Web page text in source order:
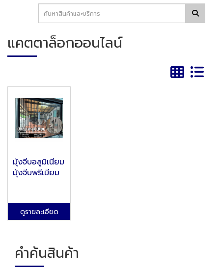
แคตตาล็อกออนไลน์
มุ้งจีบอลูมิเนียม
มุ้งจีบพรีเมียม
ดูรายละเอียด
คำค้นสินค้า